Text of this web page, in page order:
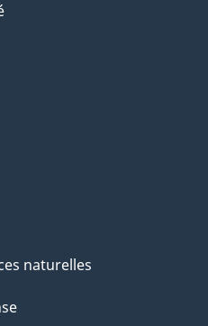
naturelles